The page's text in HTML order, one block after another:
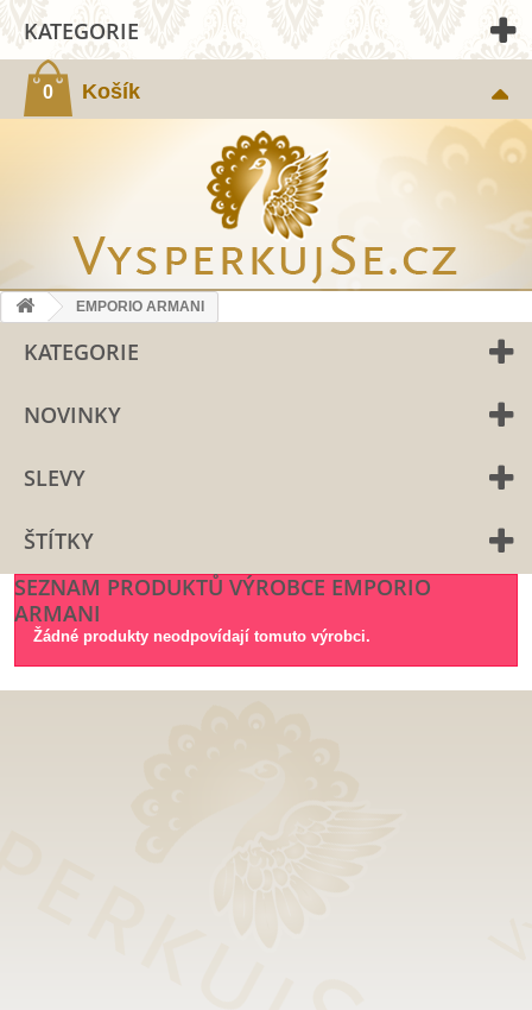
0 Košík
KATEGORIE
EMPORIO ARMANI
KATEGORIE
NOVINKY
SLEVY
ŠTÍTKY
SEZNAM PRODUKTŮ VÝROBCE EMPORIO
ARMANI
Žádné produkty neodpovídají tomuto výrobci.